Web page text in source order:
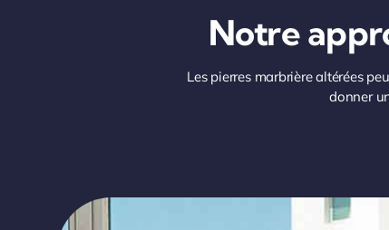
Notre
Les pierres marbrière altérées
donner